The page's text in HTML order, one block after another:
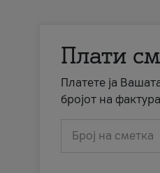
Плати
Платете ја
бројот на
Број на сметка